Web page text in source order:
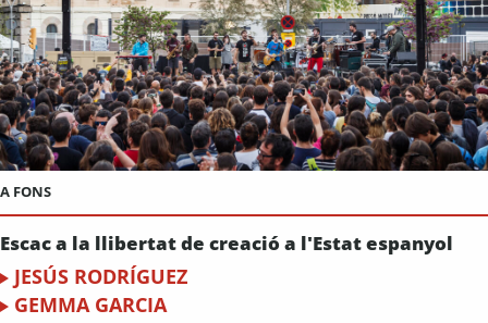
A FONS
Escac a la llibertat de creació a l'Estat espanyol
JESÚS RODRÍGUEZ
GEMMA GARCIA